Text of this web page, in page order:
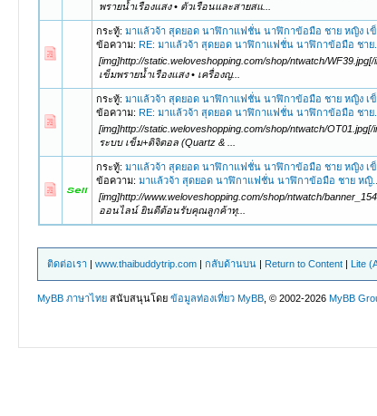
พรายน้ำเรืองแสง • ตัวเรือนและสายสแ...
กระทู้: มาแล้วจ้า สุดยอด นาฬิกาแฟชั่น นาฬิกาข้อมือ ชาย หญิง เ
ข้อความ: RE: มาแล้วจ้า สุดยอด นาฬิกาแฟชั่น นาฬิกาข้อมือ ชาย...
[img]http://static.weloveshopping.com/shop/ntwatch/
เข็มพรายน้ำเรืองแสง • เครื่องญ...
กระทู้: มาแล้วจ้า สุดยอด นาฬิกาแฟชั่น นาฬิกาข้อมือ ชาย หญิง เ
ข้อความ: RE: มาแล้วจ้า สุดยอด นาฬิกาแฟชั่น นาฬิกาข้อมือ ชาย...
[img]http://static.weloveshopping.com/shop/ntwatch/
ระบบ เข็ม+ดิจิตอล (Quartz & ...
กระทู้: มาแล้วจ้า สุดยอด นาฬิกาแฟชั่น นาฬิกาข้อมือ ชาย หญิง เ
ข้อความ: มาแล้วจ้า สุดยอด นาฬิกาแฟชั่น นาฬิกาข้อมือ ชาย หญิ...
[img]http://www.weloveshopping.com/shop/ntwatch/
ออนไลน์ ยินดีต้อนรับคุณลูกค้าทุ...
ติดต่อเรา |www.thaibuddytrip.com |กลับด้านบน | Return to Content | Lite
MyBB ภาษาไทย สนับสนุนโดยข้อมูลท่องเที่ยว MyBB , © 2002-2026MyBB